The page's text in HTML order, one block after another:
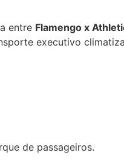
entre Flamengo x
executivo
de passageiros.